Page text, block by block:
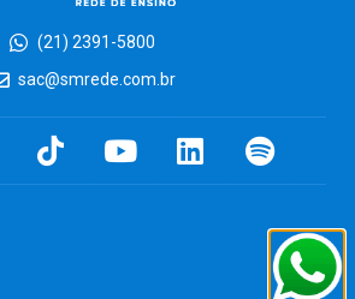
(21) 2391-5800
sac@smrede.com.br